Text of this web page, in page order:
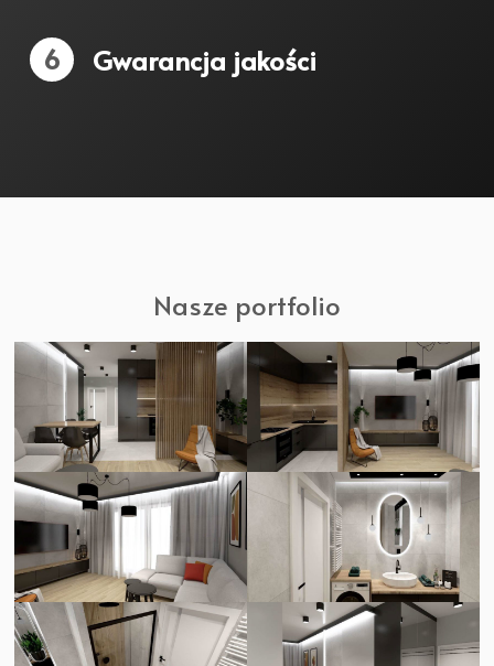
6 Gwarancja jakości
Nasze portfolio